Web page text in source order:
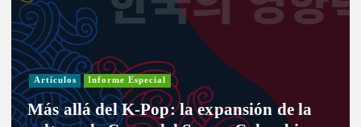
Artículos Informe Especial
Más allá del K-Pop: la expansión de la